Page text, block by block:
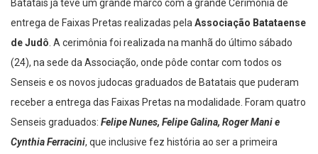
Batatais já teve um grande marco com a grande Cerimonia de
entrega de Faixas Pretas realizadas pelaAssociação Batataense
de Judô. A cerimônia foi realizada na manhã do último sábado
(24), na sede da Associação, onde pôde contar com todos os
Senseis e os novos judocas graduados de Batatais que puderam
receber a entrega das Faixas Pretas na modalidade. Foram quatro
Senseis graduados: Felipe Nunes, Felipe Galina, Roger Mani e
Cynthia Ferracini, que inclusive fez história ao ser a primeira